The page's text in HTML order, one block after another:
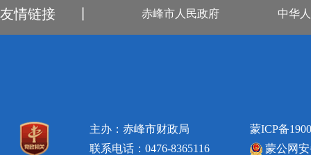
友情链接 赤峰市人民政府 中华
主办：赤峰市财政局
联系电话：0476-8365116
蒙ICP备
蒙公网安